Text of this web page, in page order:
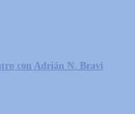
con Adrián N. Bravi